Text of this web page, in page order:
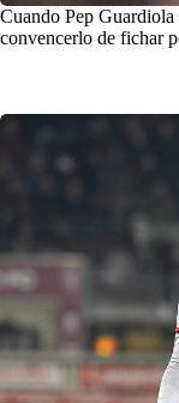
Cuando Pep
convencerlo de fichar